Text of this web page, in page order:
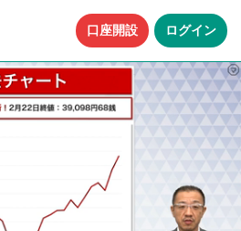
口座開設 ログイン